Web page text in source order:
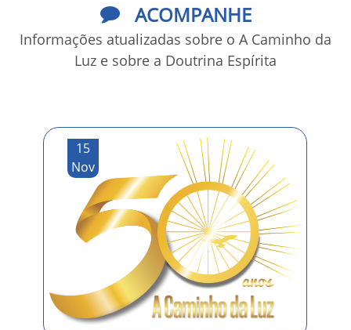
ACOMPANHE
Informações atualizadas sobre o A Caminho da
Luz e sobre a Doutrina Espírita
15
Nov